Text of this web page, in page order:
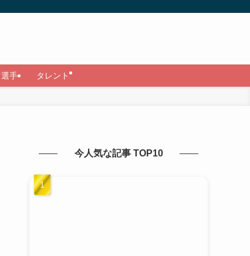
手 タレント
今人気な記事 TOP10